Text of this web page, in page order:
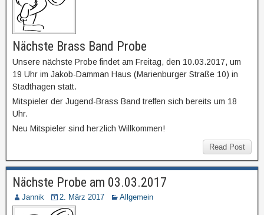
Nächste Brass Band Probe
Unsere nächste Probe findet am Freitag, den 10.03.2017, um
19 Uhr im Jakob-Damman Haus (Marienburger Straße 10) in
Stadthagen statt.
Mitspieler der Jugend-Brass Band treffen sich bereits um 18
Uhr.
Neu Mitspieler sind herzlich Willkommen!
Read Post
Nächste Probe am 03.03.2017
Jannik 2. März 2017 Allgemein